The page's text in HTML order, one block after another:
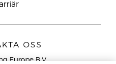
OSS
Europe B.V.